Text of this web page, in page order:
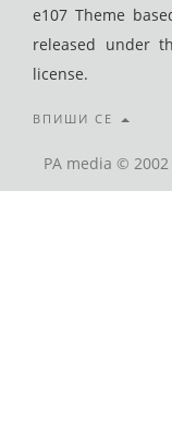
e107 Theme
released under
license.
ВПИШИ СЕ
PA media ©